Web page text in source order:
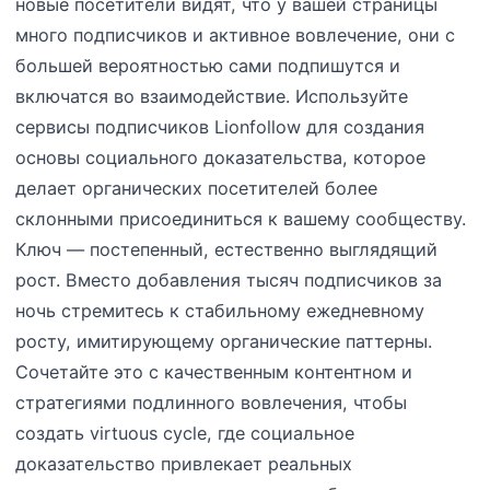
новые посетители видят, что у вашей страницы
много подписчиков и активное вовлечение, они с
большей вероятностью сами подпишутся и
включатся во взаимодействие. Используйте
сервисы подписчиков Lionfollow для создания
основы социального доказательства, которое
делает органических посетителей более
склонными присоединиться к вашему сообществу.
Ключ — постепенный, естественно выглядящий
рост. Вместо добавления тысяч подписчиков за
ночь стремитесь к стабильному ежедневному
росту, имитирующему органические паттерны.
Сочетайте это с качественным контентном и
стратегиями подлинного вовлечения, чтобы
создать virtuous cycle, где социальное
доказательство привлекает реальных